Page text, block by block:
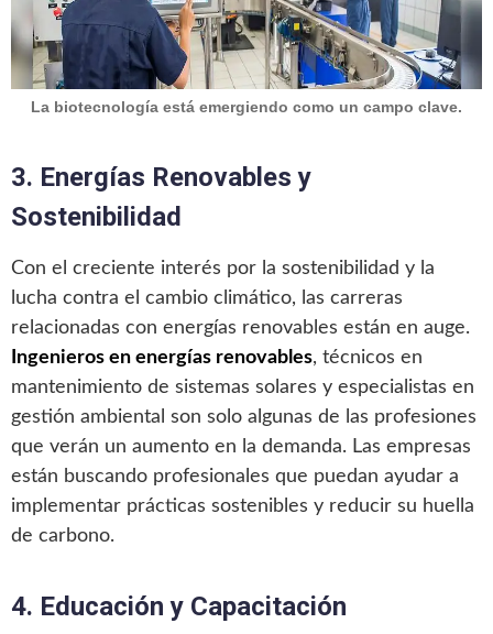
La biotecnología está emergiendo como un campo clave.
3. Energías Renovables y
Sostenibilidad
Con el creciente interés por la sostenibilidad y la
lucha contra el cambio climático, las carreras
relacionadas con energías renovables están en auge.
Ingenieros en energías renovables, técnicos en
mantenimiento de sistemas solares y especialistas en
gestión ambiental son solo algunas de las profesiones
que verán un aumento en la demanda. Las empresas
están buscando profesionales que puedan ayudar a
implementar prácticas sostenibles y reducir su huella
de carbono.
4. Educación y Capacitación